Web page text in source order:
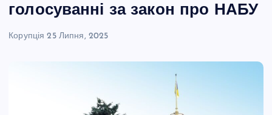
голосуванні за закон про НАБУ
Корупція 25 Липня, 2025